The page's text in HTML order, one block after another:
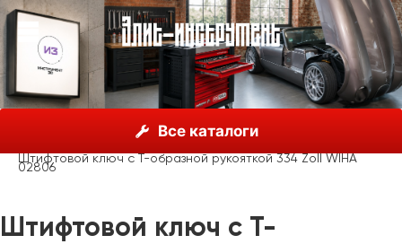
Все каталоги
Инструмент Wiha, Германия
Шестигранные ключи
Т-образная рукоятка Wiha
Штифтовой ключ с Т-образной рукояткой 334 Zoll WIHA
02806
Штифтовой ключ с Т-